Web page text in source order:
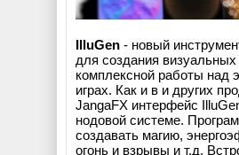
IlluGen - новый
для создания
комплексной работы над
играх. Как и в и других
JangaFX интерфейс
нодовой системе.
создавать магию,
огонь и взрывы и т.д.